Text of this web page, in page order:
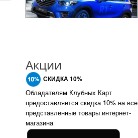
Акции
СКИДКА 10%
Обладателям Клубных Карт
предоставляется скидка 10% на все
представленные товары интернет-
магазина